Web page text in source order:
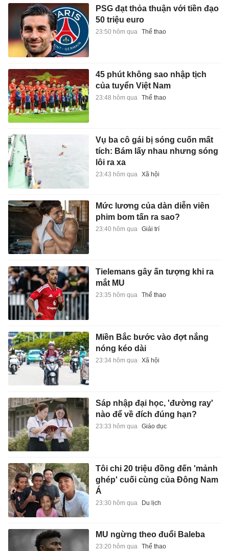
PSG đạt thỏa thuận với tiền đạo
50 triệu euro
23:50 hôm qua Thể thao
45 phút không sao nhập tịch
của tuyển Việt Nam
23:48 hôm qua Thể thao
Vụ ba cô gái bị sóng cuốn mất
tích: Bám lấy nhau nhưng sóng
lôi ra xa
23:43 hôm qua Xã hội
Mức lương của dàn diễn viên
phim bom tấn ra sao?
23:40 hôm qua Giải trí
Tielemans gây ấn tượng khi ra
mắt MU
23:35 hôm qua Thể thao
Miền Bắc bước vào đợt nắng
nóng kéo dài
23:34 hôm qua Xã hội
Sáp nhập đại học, 'đường ray'
nào để về đích đúng hạn?
23:33 hôm qua Giáo dục
Tôi chi 20 triệu đồng đến 'mảnh
ghép' cuối cùng của Đông Nam
Á
23:30 hôm qua Du lịch
MU ngừng theo đuổi Baleba
23:20 hôm qua Thể thao